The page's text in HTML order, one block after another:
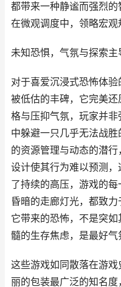
都带来一种静谧而强烈
在微观调度中，领略宏观
未知恐惧，气氛与探索主
对于喜爱沉浸式恐怖体
被低估的丰碑，它完美
格与压抑气氛，玩家并
中躲避一只几乎无法战
的资源管理与动态的潜
设计使其行为难以预测
了持续的高压，游戏的
昏暗的走廊灯光，都致力
它带来的恐怖，不是突
髓的生存焦虑，是最好气
这些游戏如同散落在游
丽的包装最广泛的知名